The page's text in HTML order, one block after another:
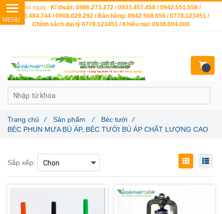
Sắp xếp:
Trang chủ / Sản phẩm / Béc tưới
/
BÉC PHUN MƯA BÙ ÁP, BÉC TƯỚI BÙ ÁP CHẤT LƯỢNG CAO
Gọi ngay : Kĩ thuật: 0986.273.272 / 0933.457.458 / 0942.551.558 /
0903.484.744 / 0908.029.292 / Bán hàng: 0942 568 656 / 0778.123451 /
Chính sách đại lý 0778.123451 / Khiếu nại: 0938.004.006